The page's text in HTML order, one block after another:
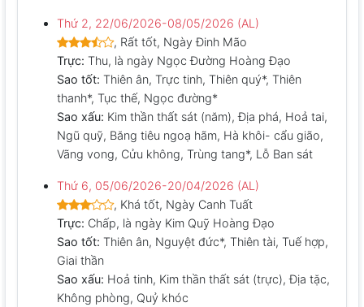
Thứ 2, 22/06/2026-08/05/2026 (AL)
, Rất tốt, Ngày Đinh Mão
Trực: Thu, là ngày Ngọc Đường Hoàng Đạo
Sao tốt: Thiên ân, Trực tinh, Thiên quý*, Thiên
thanh*, Tục thế, Ngọc đường*
Sao xấu: Kim thần thất sát (năm), Địa phá, Hoả tai,
Ngũ quỹ, Băng tiêu ngoạ hãm, Hà khôi- cẩu gião,
Vãng vong, Cửu không, Trùng tang*, Lỗ Ban sát
Thứ 6, 05/06/2026-20/04/2026 (AL)
, Khá tốt, Ngày Canh Tuất
Trực: Chấp, là ngày Kim Quỹ Hoàng Đạo
Sao tốt: Thiên ân, Nguyệt đức*, Thiên tài, Tuế hợp,
Giai thần
Sao xấu: Hoả tinh, Kim thần thất sát (trực), Địa tặc,
Không phòng, Quỷ khóc